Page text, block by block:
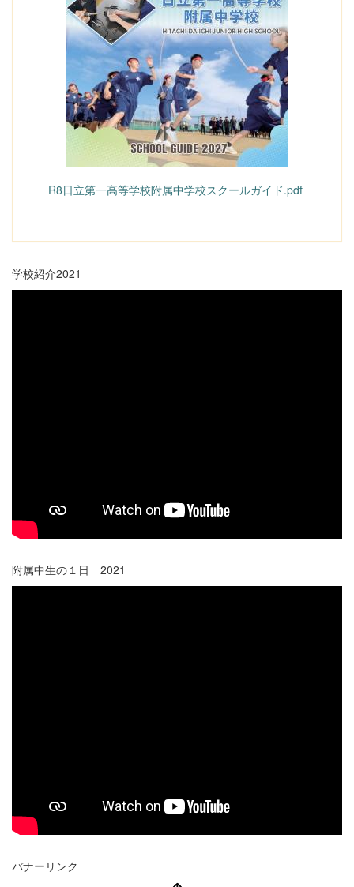
R8日立第一高等学校附属中学校スクールガイド.pdf
学校紹介2021
附属中生の１日 2021
バナーリンク